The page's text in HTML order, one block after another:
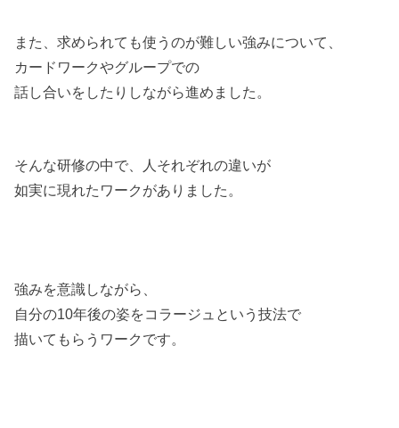
また、求められても使うのが難しい強みについて、
カードワークやグループでの
話し合いをしたりしながら進めました。
そんな研修の中で、人それぞれの違いが
如実に現れたワークがありました。
強みを意識しながら、
自分の10年後の姿をコラージュという技法で
描いてもらうワークです。